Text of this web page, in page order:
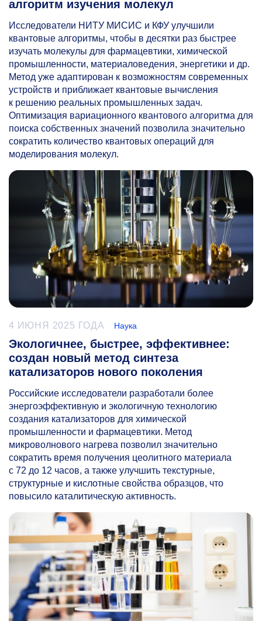
алгоритм изучения молекул
Исследователи НИТУ МИСИС и КФУ улучшили
квантовые алгоритмы, чтобы в десятки раз быстрее
изучать молекулы для фармацевтики, химической
промышленности, материаловедения, энергетики и др.
Метод уже адаптирован к возможностям современных
устройств и приближает квантовые вычисления
к решению реальных промышленных задач.
Оптимизация вариационного квантового алгоритма для
поиска собственных значений позволила значительно
сократить количество квантовых операций для
моделирования молекул.
4 ИЮНЯ 2025 ГОДА Наука
Экологичнее, быстрее, эффективнее:
создан новый метод синтеза
катализаторов нового поколения
Российские исследователи разработали более
энергоэффективную и экологичную технологию
создания катализаторов для химической
промышленности и фармацевтики. Метод
микроволнового нагрева позволил значительно
сократить время получения цеолитного материала
с 72 до 12 часов, а также улучшить текстурные,
структурные и кислотные свойства образцов, что
повысило каталитическую активность.